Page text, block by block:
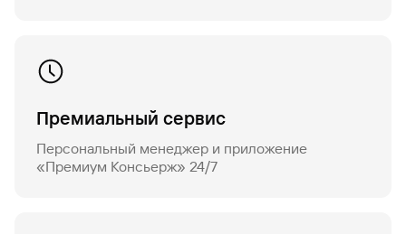
Премиальный сервис
Персональный менеджер и приложение
«Премиум Консьерж» 24/7